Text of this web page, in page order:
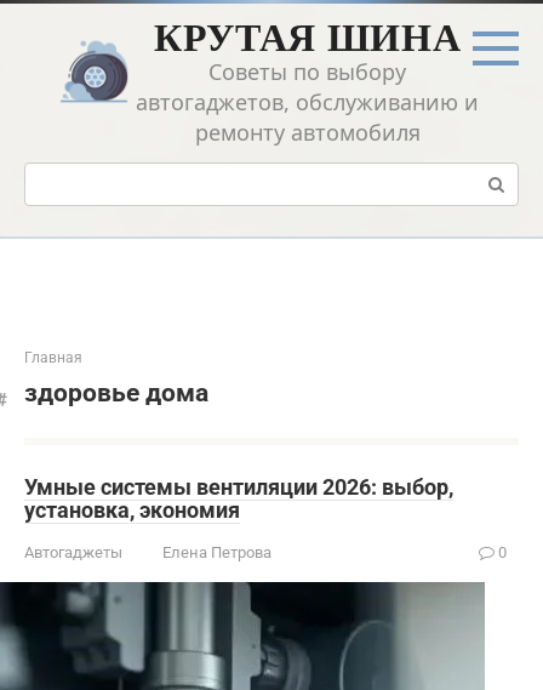
Перейти
контенту
КРУТАЯ ШИНА
Советы по выбору
автогаджетов, обслуживанию и
ремонту автомобиля
Поиск:
Главная
здоровье дома
Умные системы вентиляции 2026: выбор,
установка, экономия
Автогаджеты Елена Петрова 0